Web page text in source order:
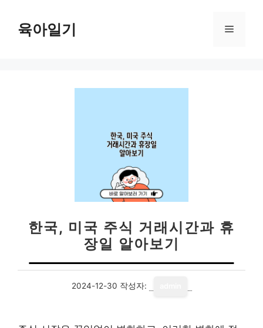
육아일기 메
한국, 미국 주식 거래시간과 휴
장일 알아보기
2024-12-30 작성자: